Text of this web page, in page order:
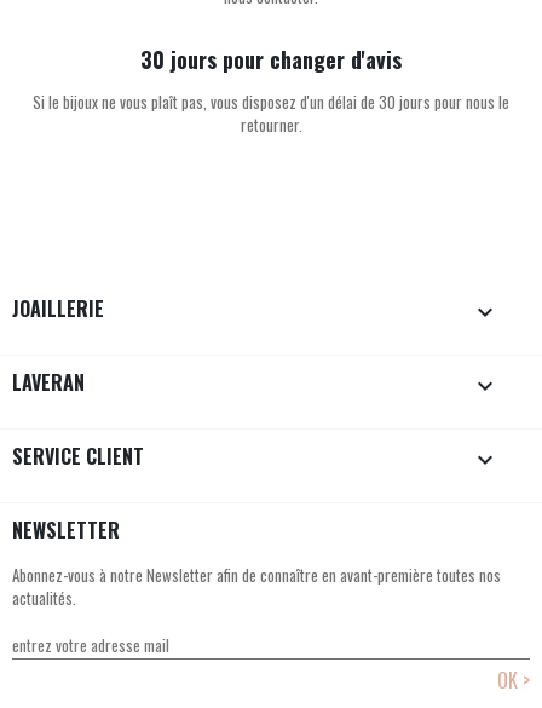
30 jours pour changer d'avis
Si le bijoux ne vous plaît pas, vous disposez d'un délai de 30 jours pour nous le
retourner.
JOAILLERIE 
LAVERAN 
SERVICE CLIENT 
NEWSLETTER
Abonnez-vous à notre Newsletter afin de connaître en avant-première toutes nos
actualités.